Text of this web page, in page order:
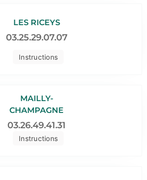
Instructions
LES RICEYS
03.25.29.07.07
Instructions
MAILLY-
CHAMPAGNE
03.26.49.41.31